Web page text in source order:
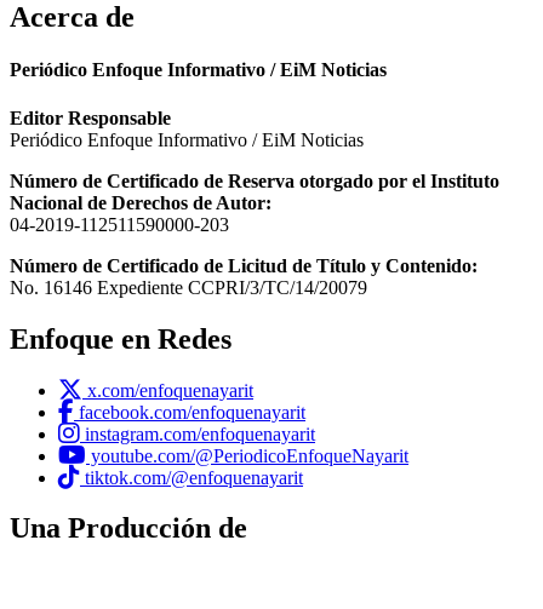
Acerca de
Periódico Enfoque Informativo / EiM Noticias
Editor Responsable
Periódico Enfoque Informativo / EiM Noticias
Número de Certificado de Reserva otorgado por el Instituto
Nacional de Derechos de Autor:
04-2019-112511590000-203
Número de Certificado de Licitud de Título y Contenido:
No. 16146 Expediente CCPRI/3/TC/14/20079
Enfoque en Redes
x.com/enfoquenayarit
facebook.com/enfoquenayarit
instagram.com/enfoquenayarit
youtube.com/@PeriodicoEnfoqueNayarit
tiktok.com/@enfoquenayarit
Una Producción de